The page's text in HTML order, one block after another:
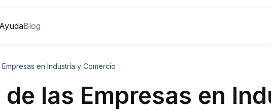
AyudaBlog
en Industria y Comercio
las Empresas en